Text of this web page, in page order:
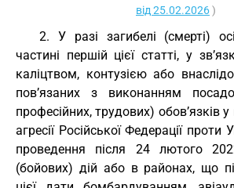
від 25.02.2026)
2. У разі загибелі (смерті)
частині першій цієї статті, у
каліцтвом, контузією або
пов’язаних з виконанням
професійних, трудових) обов’язків у
агресії Російської Федерації проти
проведення після 24 лютого
(бойових) дій або в районах, що